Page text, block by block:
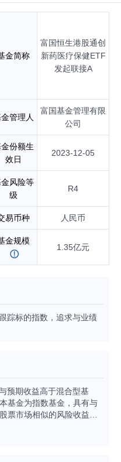
年06月起任富国国证港股
资基金基金经理；自2025
放式指数证券投资基金基
证港股通科技交易型开放式
年07月起任富国恒生港股
资基金发起式联接基金基
港股通高股息投资交易型
投资基金发起式联接基金
金简称
富国恒生港股通创
新药医疗保健ETF
发起联接A
管理人
富国基金管理有限
公司
份额生
效日
2023-12-05
风险等
级
R4
易币种 人民币
金规模
1.35亿元
踪标的指数，追求与业绩
预期收益高于混合型基
基金为指数基金，具有与
票市场相似的风险收益特
将承担港股通机制下因投
易规则等差异带来的特有